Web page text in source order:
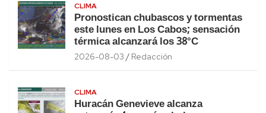
CLIMA
Pronostican chubascos y tormentas
este lunes en Los Cabos; sensación
térmica alcanzará los 38°C
2026-08-03 Redacción
CLIMA
Huracán Genevieve alcanza